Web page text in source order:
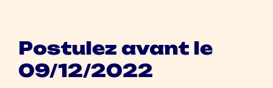
Postulez avant le
09/12/2022